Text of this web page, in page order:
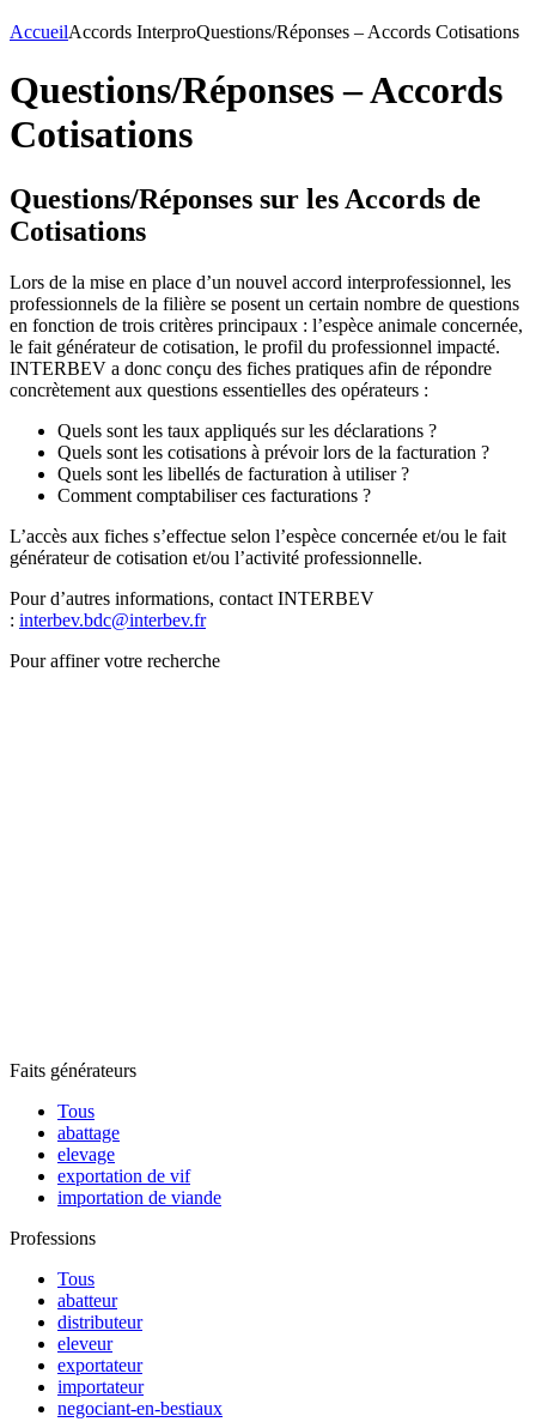
AccueilAccords InterproQuestions/Réponses – Accords Cotisations
Questions/Réponses – Accords
Cotisations
Questions/Réponses sur les Accords de
Cotisations
Lors de la mise en place d’un nouvel accord interprofessionnel, les
professionnels de la filière se posent un certain nombre de questions
en fonction de trois critères principaux : l’espèce animale concernée,
le fait générateur de cotisation, le profil du professionnel impacté.
INTERBEV a donc conçu des fiches pratiques afin de répondre
concrètement aux questions essentielles des opérateurs :
Quels sont les taux appliqués sur les déclarations ?
Quels sont les cotisations à prévoir lors de la facturation ?
Quels sont les libellés de facturation à utiliser ?
Comment comptabiliser ces facturations ?
L’accès aux fiches s’effectue selon l’espèce concernée et/ou le fait
générateur de cotisation et/ou l’activité professionnelle.
Pour d’autres informations, contact INTERBEV
: interbev.bdc@interbev.fr
Pour affiner votre recherche
Faits générateurs
Tous
abattage
elevage
exportation de vif
importation de viande
Professions
Tous
abatteur
distributeur
eleveur
exportateur
importateur
negociant-en-bestiaux